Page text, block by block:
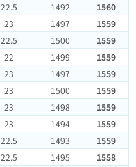
22.5 1492
1560
23 1497
1559
22.5 1500
1559
22 1499
1559
23 1497
1559
23 1500
1559
23 1498
1559
23 1494
1559
22.5 1493
1559
22.5 1495
1558